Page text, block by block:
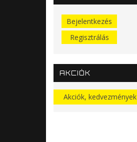
Bejelentkezés
Regisztrálás
AKCIÓK
Akciók, kedvezmények